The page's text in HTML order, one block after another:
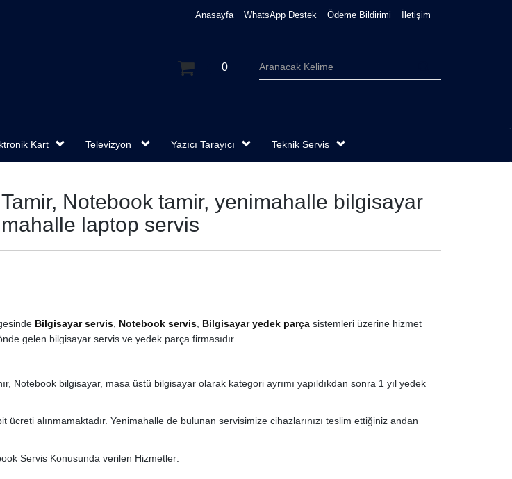
Anasayfa WhatsApp Destek Ödeme Bildirimi İletişim
0
Kart Televizyon Yazıcı Tarayıcı Teknik Servis
Notebook tamir, yenimahalle bilgisayar
laptop servis
Bilgisayar servis Notebook servis Bilgisayar yedek parça sistemleri üzerine hizmet
gelen bilgisayar servis ve yedek parça firmasıdır.
Notebook bilgisayar, masa üstü bilgisayar olarak kategori ayrımı yapıldıkdan sonra 1 yıl yedek
alınmamaktadır. Yenimahalle de bulunan servisimize cihazlarınızı teslim ettiğiniz andan
Servis Konusunda verilen Hizmetler: